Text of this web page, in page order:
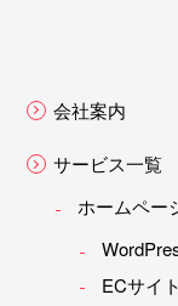
会社案内
サービス一覧
ホームペー
ECサイ